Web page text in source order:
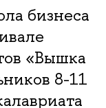
бизнеса
«Вышка
8-11